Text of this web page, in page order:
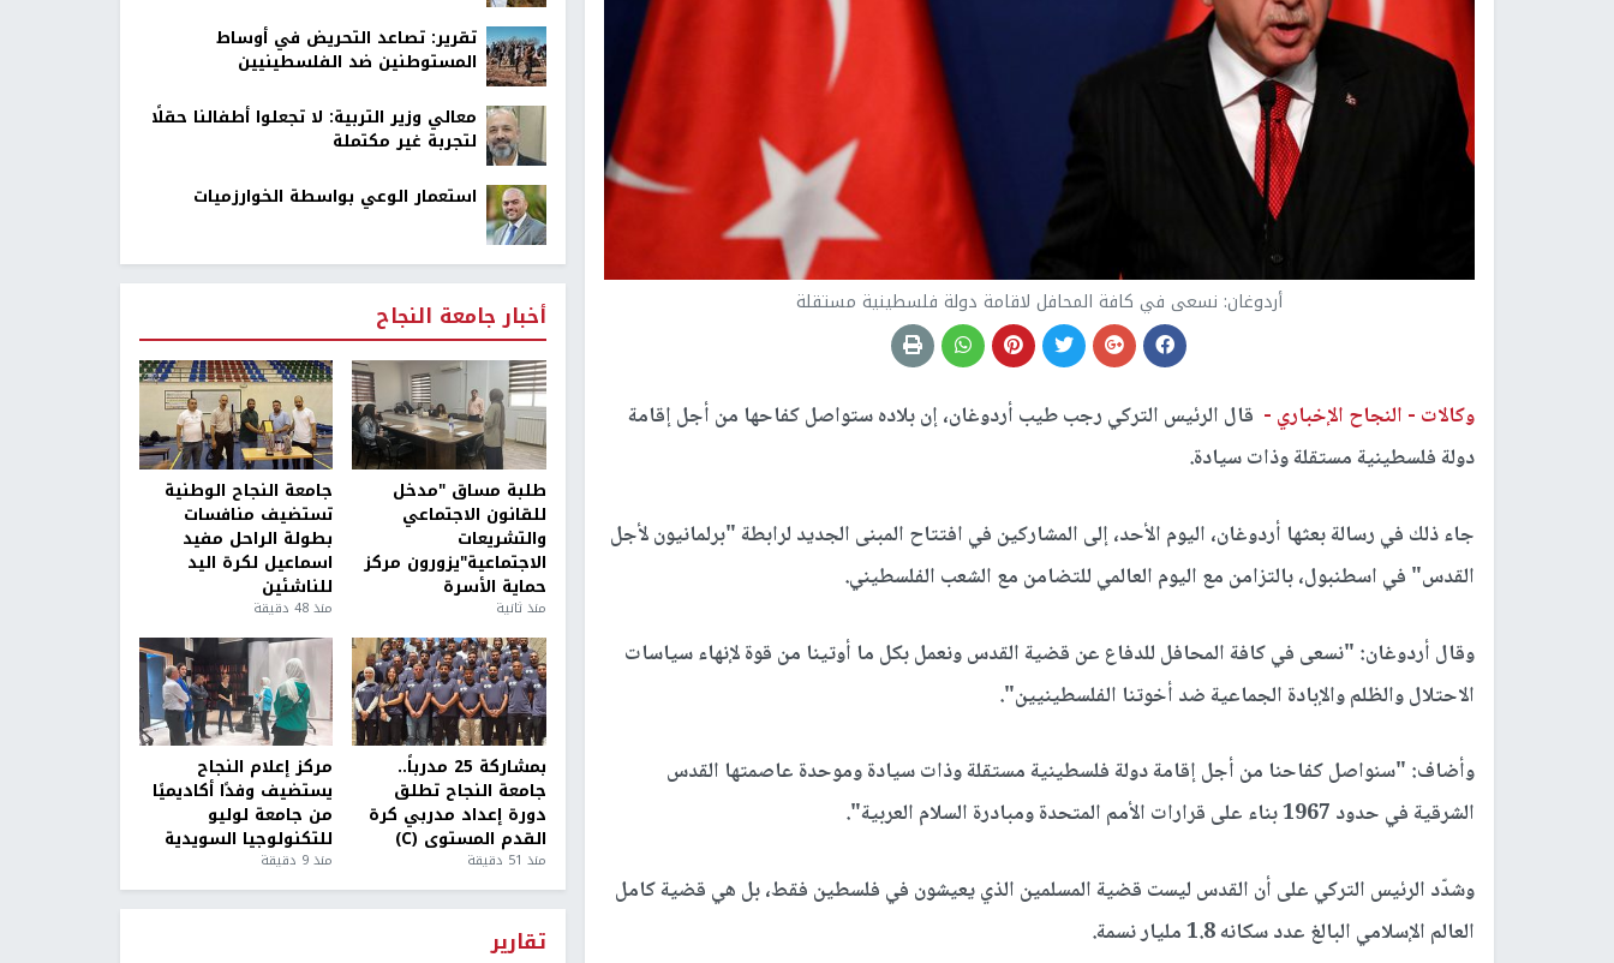
أردوغان: نسعى في كافة المحافل لاقامة دولة فلسطينية مستقلة
وكالات - النجاح الإخباري - قال الرئيس التركي رجب طيب أردوغان، إن بلاده ستواصل كفاحها من أجل إقامة
دولة فلسطينية مستقلة وذات سيادة.
جاء ذلك في رسالة بعثها أردوغان، اليوم الأحد، إلى المشاركين في افتتاح المبنى الجديد لرابطة "برلمانيون لأجل
القدس" في اسطنبول، بالتزامن مع اليوم العالمي للتضامن مع الشعب الفلسطيني.
وقال أردوغان: "نسعى في كافة المحافل للدفاع عن قضية القدس ونعمل بكل ما أوتينا من قوة لإنهاء سياسات
الاحتلال والظلم والإبادة الجماعية ضد أخوتنا الفلسطينيين".
وأضاف: "سنواصل كفاحنا من أجل إقامة دولة فلسطينية مستقلة وذات سيادة وموحدة عاصمتها القدس
الشرقية في حدود 1967 بناء على قرارات الأمم المتحدة ومبادرة السلام العربية".
وشدّد الرئيس التركي على أن القدس ليست قضية المسلمين الذي يعيشون في فلسطين فقط، بل هي قضية كامل
العالم الإسلامي البالغ عدد سكانه 1.8 مليار نسمة.
تقرير: تصاعد التحريض في أوساط
المستوطنين ضد الفلسطينيين
معالي وزير التربية: لا تجعلوا أطفالنا حقلًا
لتجربة غير مكتملة
استعمار الوعي بواسطة الخوارزميات
أخبار جامعة النجاح
طلبة مساق "مدخل
للقانون الاجتماعي
والتشريعات
الاجتماعية"يزورون مركز
حماية الأسرة
منذ ثانية
جامعة النجاح الوطنية
تستضيف منافسات
بطولة الراحل مفيد
اسماعيل لكرة اليد
للناشئين
منذ 48 دقيقة
بمشاركة 25 مدرباً..
جامعة النجاح تطلق
دورة إعداد مدربي كرة
القدم المستوى (C)
منذ 51 دقيقة
مركز إعلام النجاح
يستضيف وفدًا أكاديميًا
من جامعة لوليو
للتكنولوجيا السويدية
منذ 9 دقيقة
تقارير